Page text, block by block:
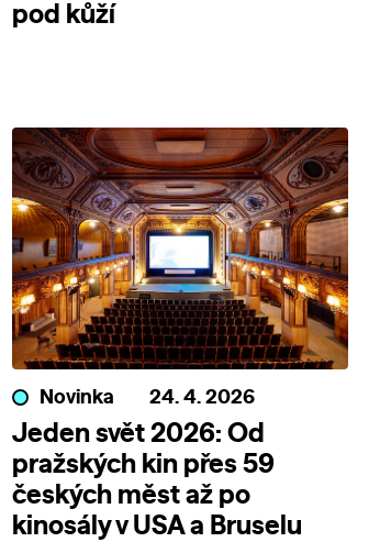
pod kůží
Novinka 24. 4. 2026
Jeden svět 2026: Od
pražských kin přes 59
českých měst až po
kinosály v USA a Bruselu